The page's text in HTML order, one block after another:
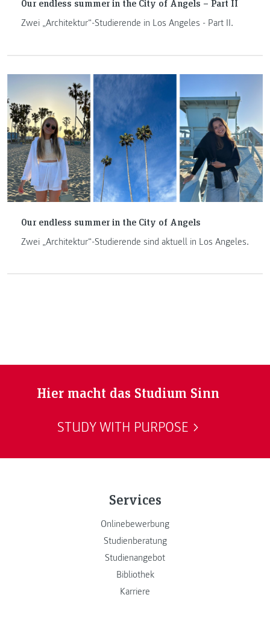
Our endless summer in the City of Angels – Part II
Zwei „Architektur“-Studierende in Los Angeles - Part II.
Our endless summer in the City of Angels
Zwei „Architektur“-Studierende sind aktuell in Los Angeles.
Hier macht das Studium Sinn
STUDY WITH PURPOSE
Services
Onlinebewerbung
Studienberatung
Studienangebot
Bibliothek
Karriere